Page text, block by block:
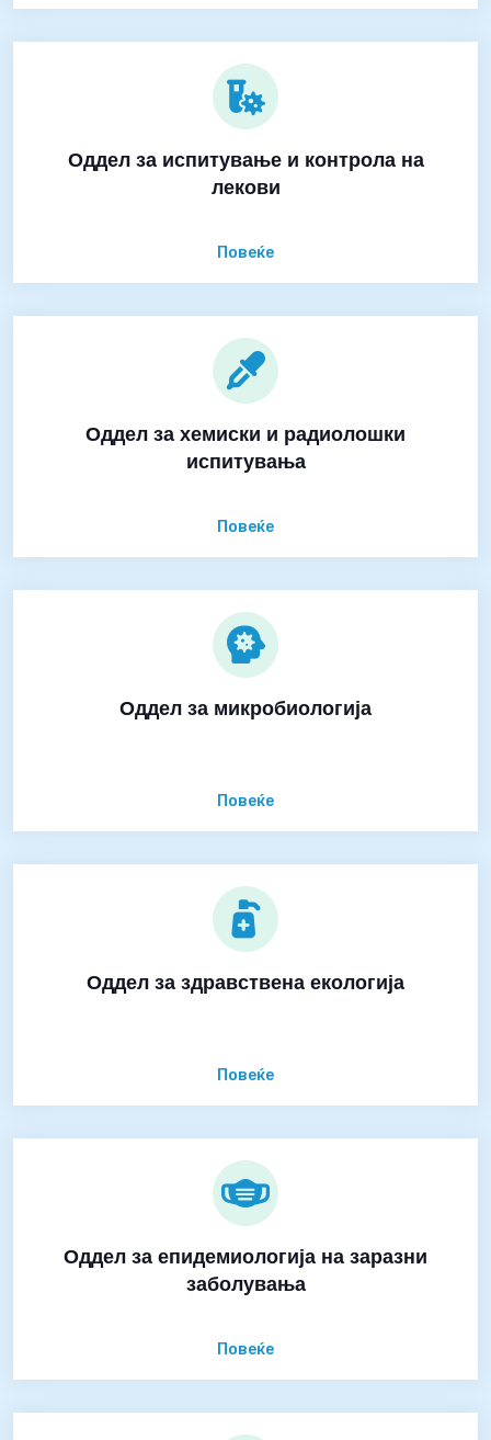
Оддел за испитување и контрола на
лекови
Повеќе
Оддел за хемиски и радиолошки
испитувања
Повеќе
Оддел за микробиологија
Повеќе
Оддел за здравствена екологија
Повеќе
Оддел за епидемиологија на заразни
заболувања
Повеќе